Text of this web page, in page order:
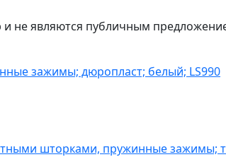
и не являются публичным
зажимы; дюропласт; белый; LS990
шторками, пружинные зажимы;